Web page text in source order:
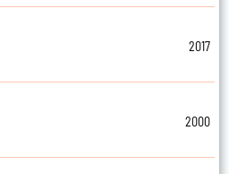
2017
2000